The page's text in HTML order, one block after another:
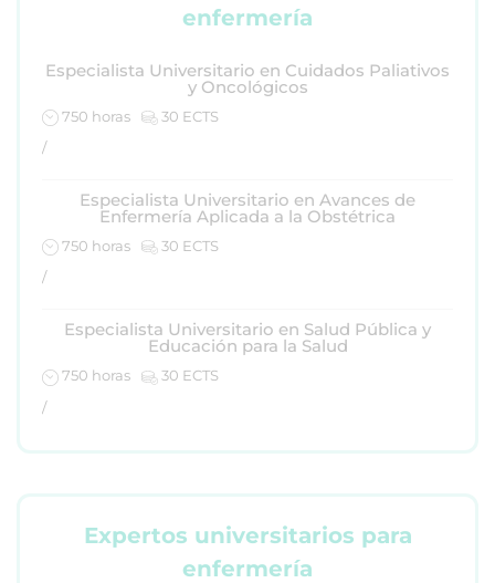
enfermería
Especialista Universitario en Cuidados Paliativos
y Oncológicos
750 horas
30 ECTS
/
Especialista Universitario en Avances de
Enfermería Aplicada a la Obstétrica
750 horas
30 ECTS
/
Especialista Universitario en Salud Pública y
Educación para la Salud
750 horas
30 ECTS
/
Expertos universitarios para
enfermería